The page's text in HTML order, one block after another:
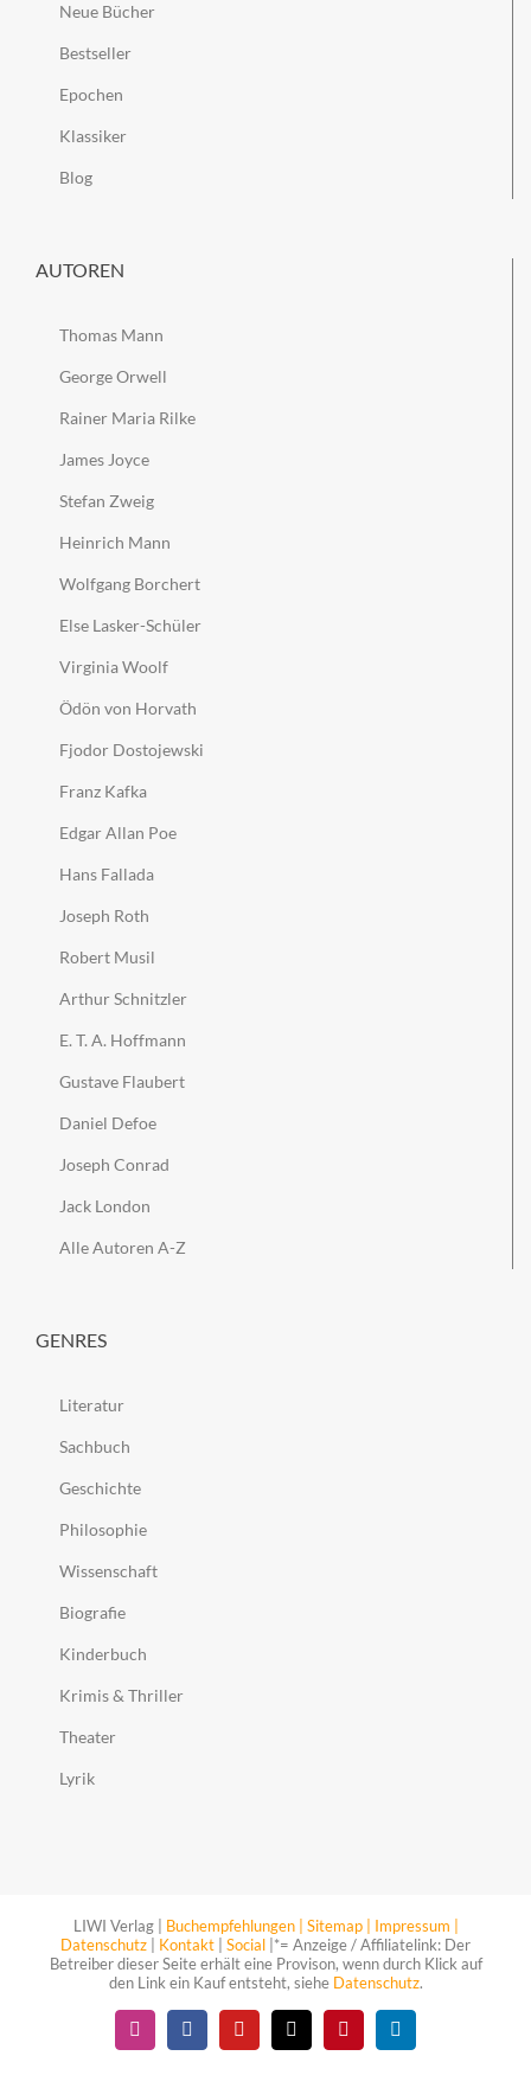
Neue Bücher
Bestseller
Epochen
Klassiker
Blog
AUTOREN
Thomas Mann
George Orwell
Rainer Maria Rilke
James Joyce
Stefan Zweig
Heinrich Mann
Wolfgang Borchert
Else Lasker-Schüler
Virginia Woolf
Ödön von Horvath
Fjodor Dostojewski
Franz Kafka
Edgar Allan Poe
Hans Fallada
Joseph Roth
Robert Musil
Arthur Schnitzler
E. T. A. Hoffmann
Gustave Flaubert
Daniel Defoe
Joseph Conrad
Jack London
Alle Autoren A-Z
GENRES
Literatur
Sachbuch
Geschichte
Philosophie
Wissenschaft
Biografie
Kinderbuch
Krimis & Thriller
Theater
Lyrik
LIWI Verlag | Buchempfehlungen | Sitemap | Impressum |
Datenschutz
Kontakt Social |*= Anzeige / Affiliatelink: Der
Betreiber dieser Seite erhält eine Provison, wenn durch Klick auf
den Link ein Kauf entsteht, siehe Datenschutz.
InstagramFacebookYouTube
X PinterestLinkedIn